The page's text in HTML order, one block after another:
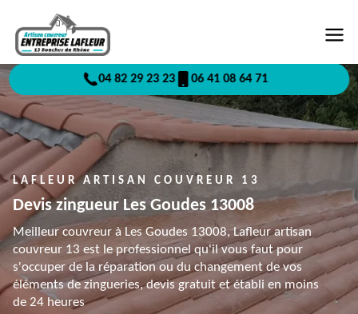
04 82 29 23 23 06 41 08 64 71
LAFLEUR ARTISAN COUVREUR 13
Devis zingueur Les Goudes 13008
Meilleur couvreur à Les Goudes 13008, Lafleur artisan
couvreur 13 est le professionnel qu'il vous faut pour
s'occuper de la réparation ou du changement de vos
éléments de zingueries, devis gratuit et établi en moins
de 24 heures